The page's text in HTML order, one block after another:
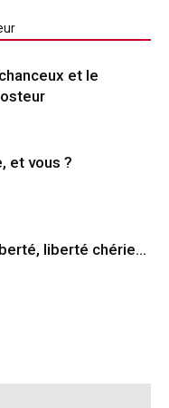
et le
et vous ?
liberté chérie…